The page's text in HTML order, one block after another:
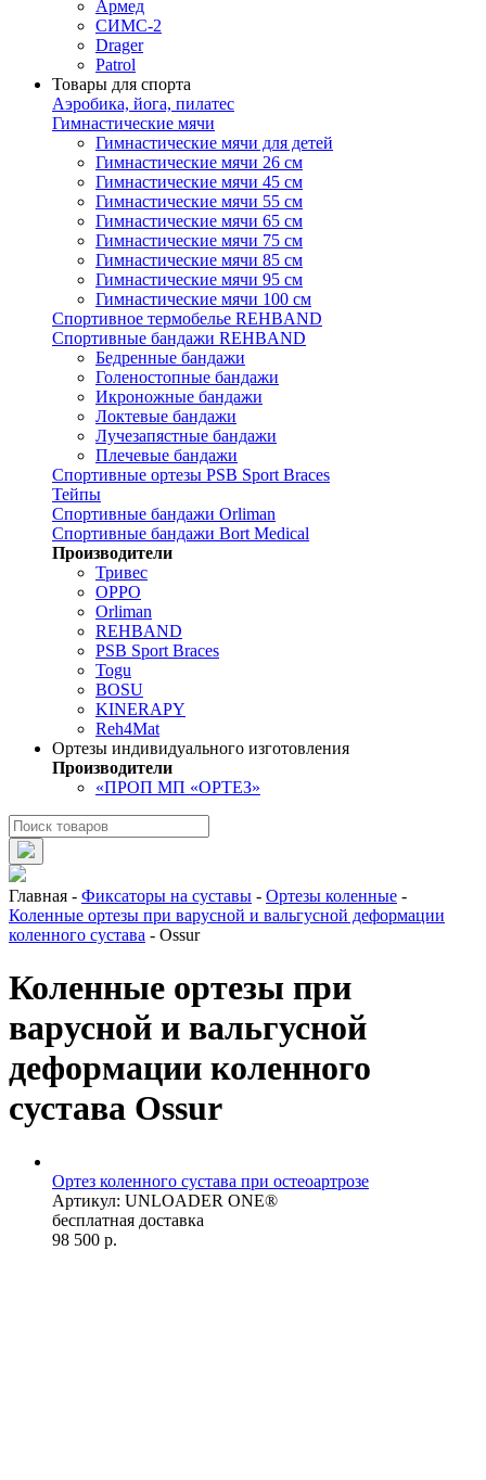
Армед
СИМС-2
Drager
Patrol
Товары для спорта
Аэробика, йога, пилатес
Гимнастические мячи
Гимнастические мячи для детей
Гимнастические мячи 26 см
Гимнастические мячи 45 см
Гимнастические мячи 55 см
Гимнастические мячи 65 см
Гимнастические мячи 75 см
Гимнастические мячи 85 см
Гимнастические мячи 95 см
Гимнастические мячи 100 см
Спортивное термобелье REHBAND
Спортивные бандажи REHBAND
Бедренные бандажи
Голеностопные бандажи
Икроножные бандажи
Локтевые бандажи
Лучезапястные бандажи
Плечевые бандажи
Спортивные ортезы PSB Sport Braces
Тейпы
Спортивные бандажи Orliman
Спортивные бандажи Bort Medical
Производители
Тривес
OPPO
Orliman
REHBAND
PSB Sport Braces
Togu
BOSU
KINERAPY
Reh4Mat
Ортезы индивидуального изготовления
Производители
«ПРОП МП «ОРТЕЗ»
Главная - Фиксаторы на суставы - Ортезы коленные -
Коленные ортезы при варусной и вальгусной деформации
коленного сустава - Ossur
Коленные ортезы при
варусной и вальгусной
деформации коленного
сустава Ossur
Ортез коленного сустава при остеоартрозе
Артикул: UNLOADER ONE®
бесплатная доставка
98 500 р.